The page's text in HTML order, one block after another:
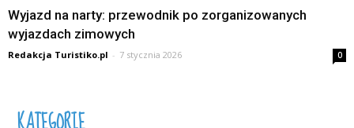
Wyjazd na narty: przewodnik po zorganizowanych
wyjazdach zimowych
Redakcja Turistiko.pl - 7 stycznia 2026 0